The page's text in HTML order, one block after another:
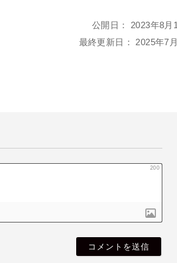
公開日： 2023年8月
最終更新日： 2025年7
200